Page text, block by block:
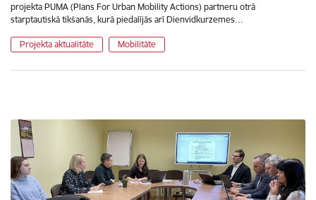
projekta PUMA (Plans For Urban Mobility Actions) partneru otrā
starptautiskā tikšanās, kurā piedalījās arī Dienvidkurzemes…
Projekta aktualitāte Mobilitāte